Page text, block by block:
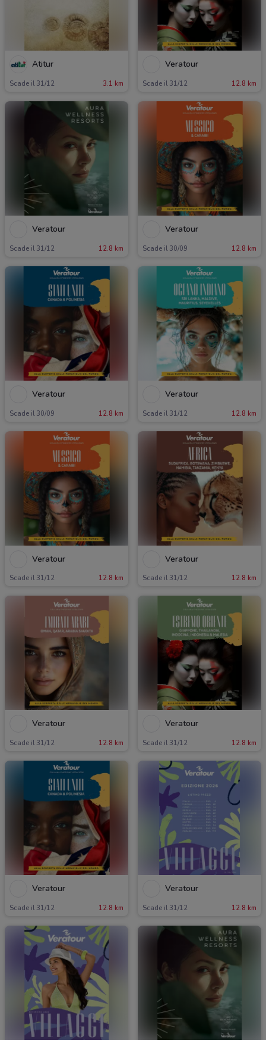
Atitur
Scade il 31/12 3.1 km
Veratour
Scade il 31/12 12.8 km
Veratour
Scade il 31/12 12.8 km
Veratour
Scade il 30/09 12.8 km
Veratour
Scade il 30/09 12.8 km
Veratour
Scade il 31/12 12.8 km
Veratour
Scade il 31/12 12.8 km
Veratour
Scade il 31/12 12.8 km
Veratour
Scade il 31/12 12.8 km
Veratour
Scade il 31/12 12.8 km
Veratour
Scade il 31/12 12.8 km
Veratour
Scade il 31/12 12.8 km